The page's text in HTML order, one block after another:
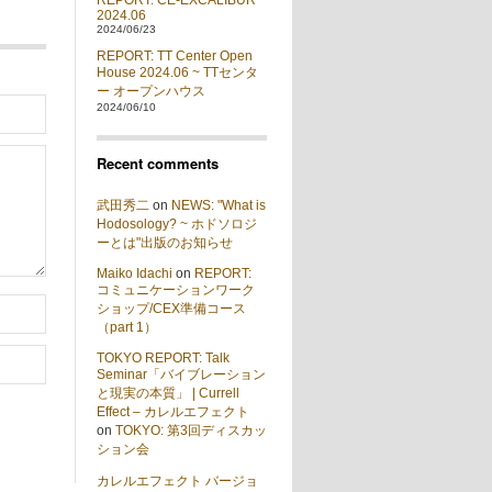
2024.06
2024/06/23
REPORT: TT Center Open
House 2024.06 ~ TTセンタ
ー オープンハウス
2024/06/10
Recent comments
武田秀二 on NEWS: "What is
Hodosology? ~ ホドソロジ
ーとは"出版のお知らせ
Maiko Idachi on REPORT:
コミュニケーションワーク
ショップ/CEX準備コース
（part 1）
TOKYO REPORT: Talk
Seminar「バイブレーション
と現実の本質」 | Currell
Effect – カレルエフェクト
on TOKYO: 第3回ディスカッ
ション会
カレルエフェクト バージョ